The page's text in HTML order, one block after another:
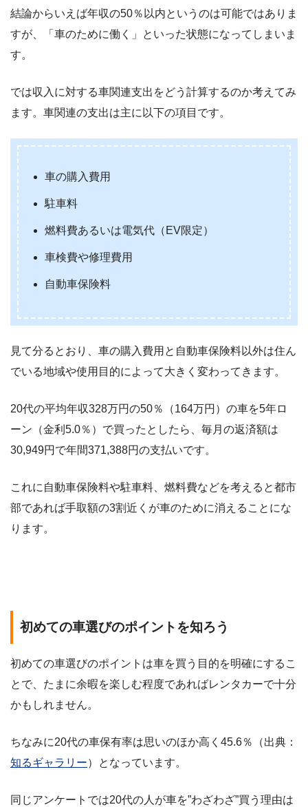
結論からいえば年収の50％以内というのは可能ではありま
すが、「車のために働く」といった状態になってしまいま
す。
では収入に対する車関連支出をどう計算するのか考えてみ
ます。車関連の支出は主に以下の項目です。
車の購入費用
駐車料
燃料費あるいは電気代（EV限定）
車検費や修理費用
自動車保険料
見て分るとおり、車の購入費用と自動車保険料以外は住ん
でいる地域や使用目的によって大きく変わってきます。
20代の平均年収328万円の50％（164万円）の車を5年ロ
ーン（金利5.0％）で買ったとしたら、毎月の返済額は
30,949円で年間371,388円の支払いです。
これに自動車保険料や駐車料、燃料費などを考えると都市
部であれば手取額の3割近くが車のために消えることにな
ります。
初めての車選びのポイントを知ろう
初めての車選びのポイントは車を買う目的を明確にするこ
とで、たまに余暇を楽しむ程度であればレンタカーで十分
かもしれません。
ちなみに20代の車保有率は思いのほか高く45.6％（出典：
知るギャラリー）となっています。
同じアンケートでは20代の人が車を”わざわざ”買う理由は